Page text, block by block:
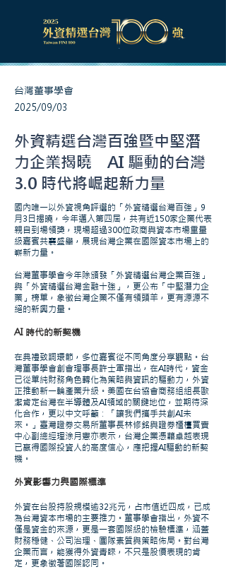
​台灣董事學會
2025/09/03
外資精選台灣百強暨中堅潛
力企業揭曉 AI 驅動的台灣
3.0 時代將崛起新力量
國內唯一以外資視角評選的「外資精選台灣百強」9
月3日揭曉，今年邁入第四屆，共有近150家企業代表
親自到場領獎，現場超過300位政商與資本市場重量
級嘉賓共襄盛舉，展現台灣企業在國際資本市場上的
嶄新力量。
台灣董事學會今年除頒發「外資精選台灣企業百強」
與「外資精選台灣金融十強」，更公布「中堅潛力企
業」榜單，象徵台灣企業不僅有領頭羊，更有源源不
絕的新興力量。
AI 時代的新契機
在典禮致詞環節，多位嘉賓從不同角度分享觀點。台
灣董事學會創會理事長許士軍指出，在AI時代，資金
已從單純財務角色轉化為策略與資訊的驅動力，外資
正推動新一輪產業升級。美國在台協會商務組組長歐
潔肯定台灣在半導體及AI領域的關鍵地位，並期待深
化合作，更以中文呼籲：「讓我們攜手共創AI未
來。」臺灣證券交易所董事長林修銘與證券櫃檯買賣
中心副總經理涂月憲亦表示，台灣企業憑藉卓越表現
已贏得國際投資人的高度信心，應把握AI驅動的新契
機。
外資影響力與國際標準
外資在台股持股規模逾32兆元，占市值近四成，已成
為台灣資本市場的主要推力。董事學會指出，外資不
僅是資金的來源，更是一套國際級的檢驗標準，涵蓋
財務穩健、公司治理、團隊素質與策略佈局。對台灣
企業而言，能獲得外資青睞，不只是股價表現的肯
定，更象徵著國際認同。